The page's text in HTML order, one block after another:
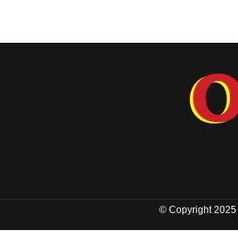
© Copyright